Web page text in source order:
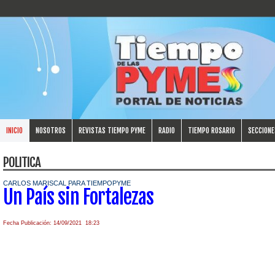
INICIO NOSOTROS REVISTAS TIEMPO PYME RADIO TIEMPO ROSARIO
POLITICA
CARLOS MARISCAL PARA TIEMPOPYME
Un País sin Fortalezas
Fecha Publicación: 14/09/2021 18:23